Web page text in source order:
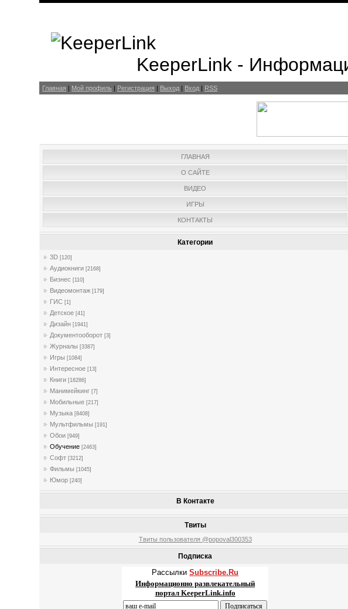
KeeperLink -
Главная | Мой профиль | Регистрация | Выход | Вход | RSS
ГЛАВНАЯ
О САЙТЕ
ВИДЕО
ИГРЫ
КОНТАКТЫ
Категории
3D [120]
Аудиокниги [2168]
Бизнес [110]
Видеомонтаж [179]
ГИС [1]
Детское [41]
Дизайн [1941]
Документооборот [3]
Журналы [3387]
Игры [1084]
Интересное [13]
Книги [18286]
Манимейкинг [7]
Мобильные [217]
Музыка [8408]
Мультфильмы [191]
Обои [949]
Обучение [2463]
Софт [3212]
Фильмы [1045]
Юмор [240]
В Контакте
Твиты
Твиты пользователя @popoval300353
Подписка
РассылкиSubscribe.Ru
Информационно развлекательный
портал KeeperLink.info